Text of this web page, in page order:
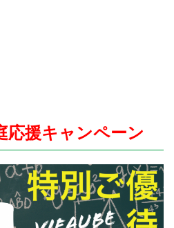
応援キャンペーン